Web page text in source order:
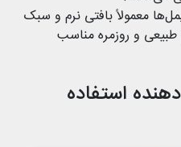
معمولاً بافتی نرم و سبک
طبیعی و روزمره مناسب
استفاده